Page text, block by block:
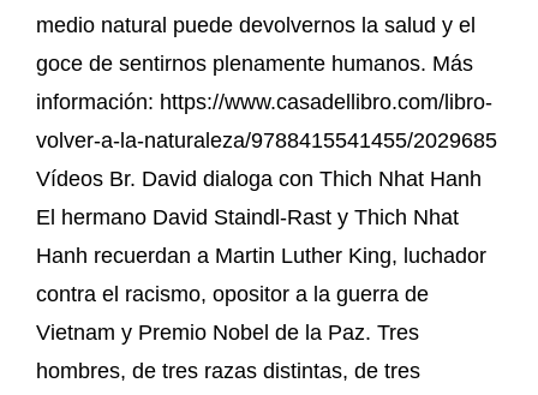
medio natural puede devolvernos la salud y el
goce de sentirnos plenamente humanos. Más
información: https://www.casadellibro.com/libro-
volver-a-la-naturaleza/9788415541455/2029685
Vídeos Br. David dialoga con Thich Nhat Hanh
El hermano David Staindl-Rast y Thich Nhat
Hanh recuerdan a Martin Luther King, luchador
contra el racismo, opositor a la guerra de
Vietnam y Premio Nobel de la Paz. Tres
hombres, de tres razas distintas, de tres